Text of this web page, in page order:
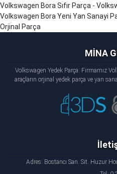
Volkswagen Bora Sıfır Parça -
Volkswagen Bora Yeni Yan Sanayi
Orjinal Parça
MİNA
Volkswagen Yedek Parça: Firmamız
araçların orjinal yedek parça ve yan
Adres: Bostancı San. Sit. Huzur